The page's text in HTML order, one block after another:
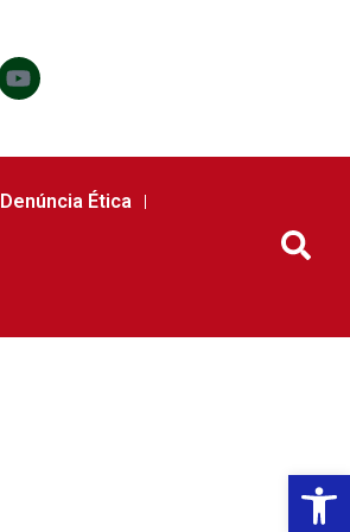
Denúncia Ética